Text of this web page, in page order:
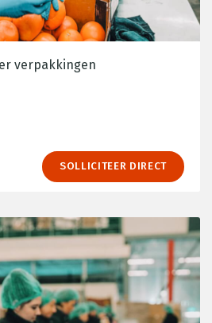
verpakkingen
SOLLICITEER DIRECT